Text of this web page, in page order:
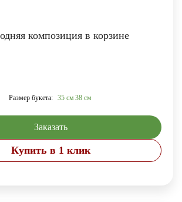
композиция в корзине
Размер букета: 35 см 38 см
Заказать
Купить в 1 клик